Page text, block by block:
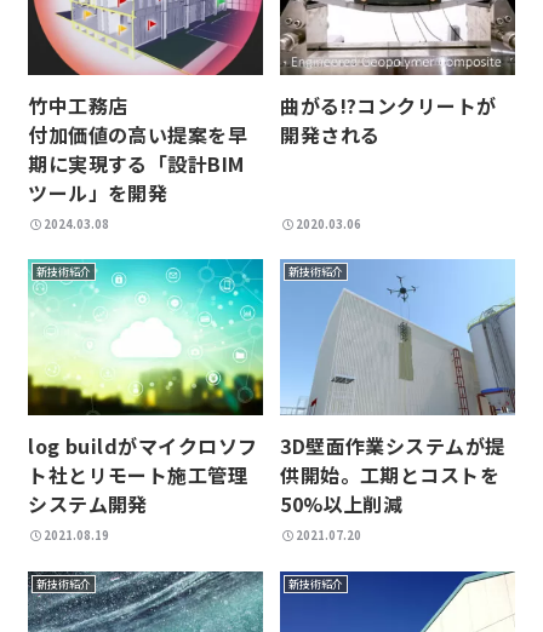
竹中工務店
付加価値の高い提案を早
期に実現する「設計BIM
ツール」を開発
2024.03.08
曲がる!?コンクリートが
開発される
2020.03.06
新技術紹介
log buildがマイクロソフ
ト社とリモート施工管理
システム開発
2021.08.19
新技術紹介
3D壁面作業システムが提
供開始。工期とコストを
50%以上削減
2021.07.20
新技術紹介 新技術紹介